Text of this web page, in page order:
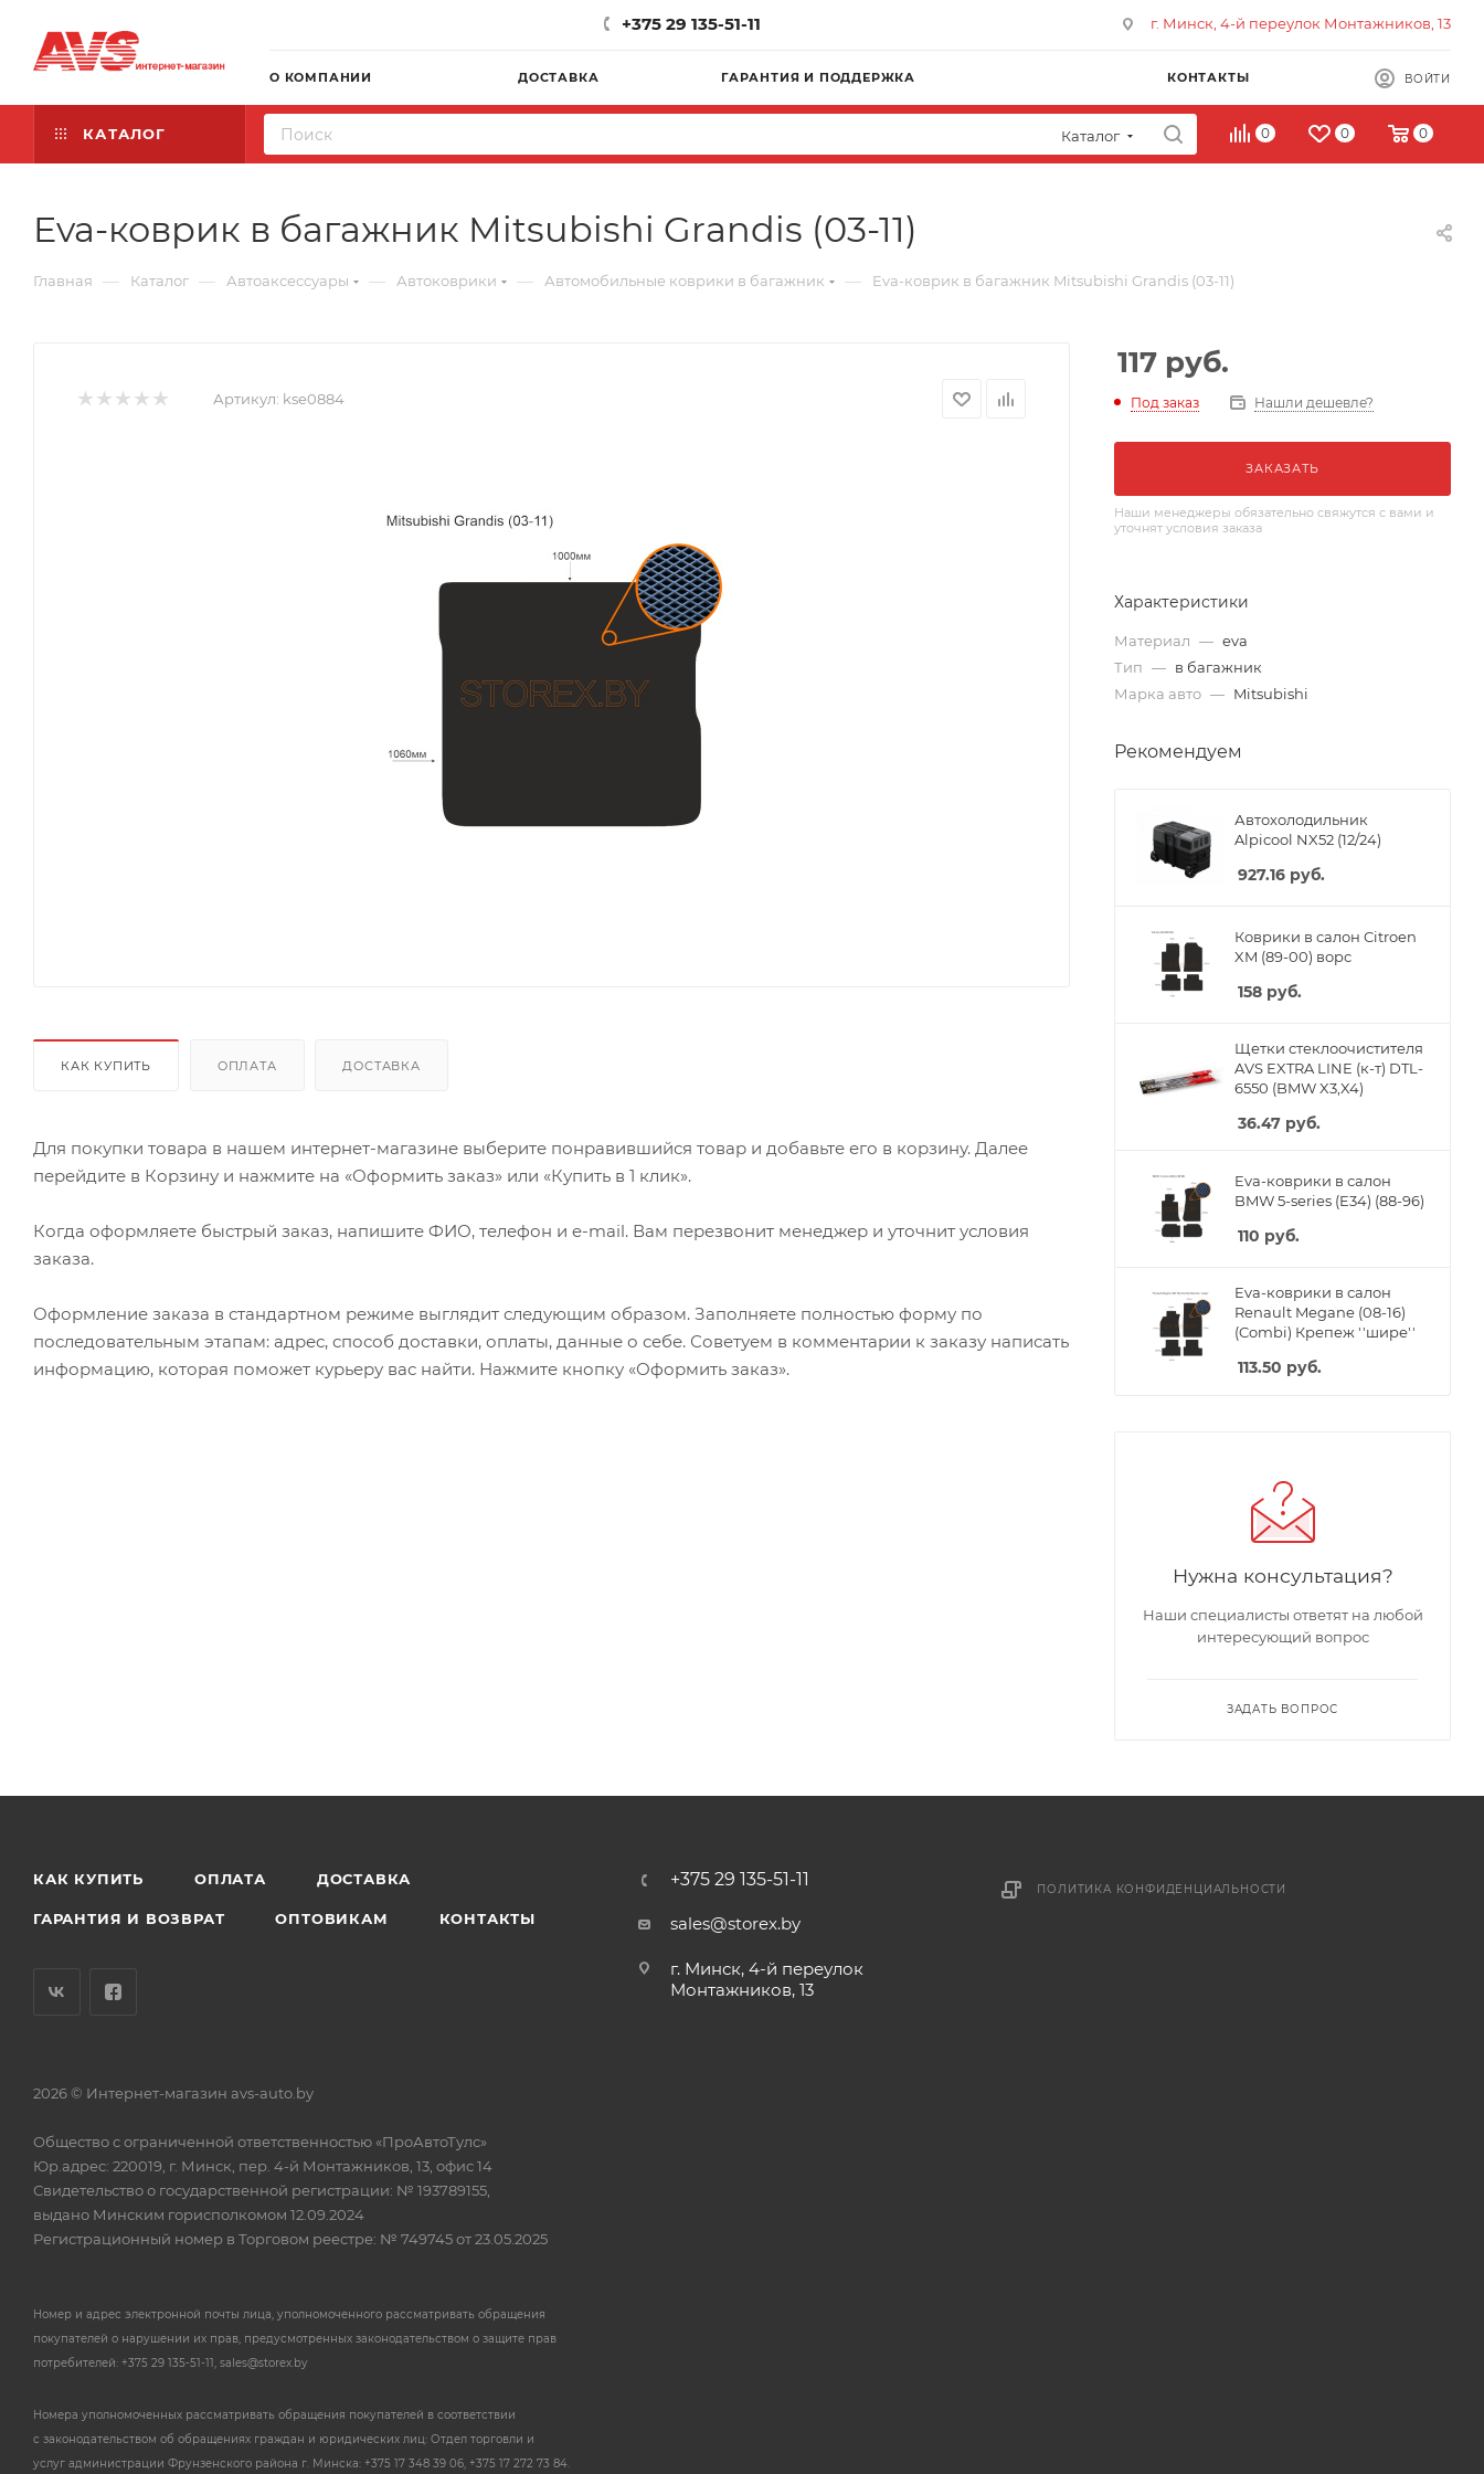
+375 29 135-51-11 г. Минск, 4-й переулок Монтажников, 13
О КОМПАНИИ ДОСТАВКА ГАРАНТИЯ И ПОДДЕРЖКА КОНТАКТЫ ВОЙТИ
КАТАЛОГ Каталог 0 0 0
Eva-коврик в багажник Mitsubishi Grandis (03-11)
Главная — Каталог — Автоаксессуары — Автоковрики — Автомобильные коврики в багажник — Eva-коврик в багажник Mitsubishi Grandis (03-11)
Артикул: kse0884
КАК КУПИТЬ ОПЛАТА ДОСТАВКА
Для покупки товара в нашем интернет-магазине выберите понравившийся товар и добавьте его в корзину. Далее
перейдите в Корзину и нажмите на «Оформить заказ» или «Купить в 1 клик».
Когда оформляете быстрый заказ, напишите ФИО, телефон и e-mail. Вам перезвонит менеджер и уточнит условия
заказа.
Оформление заказа в стандартном режиме выглядит следующим образом. Заполняете полностью форму по
последовательным этапам: адрес, способ доставки, оплаты, данные о себе. Советуем в комментарии к заказу написать
информацию, которая поможет курьеру вас найти. Нажмите кнопку «Оформить заказ».
117 руб.
Под заказ Нашли дешевле?
ЗАКАЗАТЬ
Наши менеджеры обязательно свяжутся с вами и
уточнят условия заказа
Характеристики
Материал — eva
Тип — в багажник
Марка авто — Mitsubishi
Рекомендуем
Автохолодильник
Alpicool NX52 (12/24)
927.16 руб.
Коврики в салон Citroen
XM (89-00) ворс
158 руб.
Щетки стеклоочистителя
AVS EXTRA LINE (к-т) DTL-
6550 (BMW X3,X4)
36.47 руб.
Eva-коврики в салон
BMW 5-series (E34) (88-96)
110 руб.
Eva-коврики в салон
Renault Megane (08-16)
(Combi) Крепеж ''шире''
113.50 руб.
Нужна консультация?
Наши специалисты ответят на любой
интересующий вопрос
ЗАДАТЬ ВОПРОС
КАК КУПИТЬ ОПЛАТА ДОСТАВКА
ГАРАНТИЯ И ВОЗВРАТ ОПТОВИКАМ КОНТАКТЫ
+375 29 135-51-11
sales@storex.by
г. Минск, 4-й переулок
Монтажников, 13
ПОЛИТИКА КОНФИДЕНЦИАЛЬНОСТИ
2026 © Интернет-магазин avs-auto.by
Общество с ограниченной ответственностью «ПроАвтоТулс»
Юр.адрес: 220019, г. Минск, пер. 4-й Монтажников, 13, офис 14
Свидетельство о государственной регистрации: № 193789155,
выдано Минским горисполкомом 12.09.2024
Регистрационный номер в Торговом реестре: № 749745 от 23.05.2025
Номер и адрес электронной почты лица, уполномоченного рассматривать обращения
покупателей о нарушении их прав, предусмотренных законодательством о защите прав
потребителей: +375 29 135-51-11, sales@storex.by
Номера уполномоченных рассматривать обращения покупателей в соответствии
с законодательством об обращениях граждан и юридических лиц: Отдел торговли и
услуг администрации Фрунзенского района г. Минска: +375 17 348 39 06, +375 17 272 73 84.